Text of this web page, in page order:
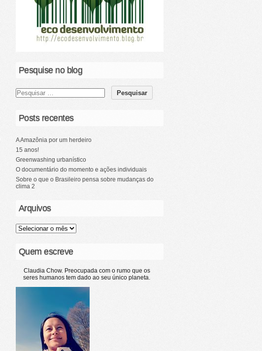
Pesquise no blog
Posts recentes
A Amazônia por um herdeiro
15 anos!
Greenwashing urbanístico
O documentário do momento e ações individuais
Sobre o que o Brasileiro pensa sobre mudanças do
clima 2
Arquivos
Quem escreve
Claudia Chow. Preocupada com o rumo que os
seres humanos tem dado ao seu único planeta.